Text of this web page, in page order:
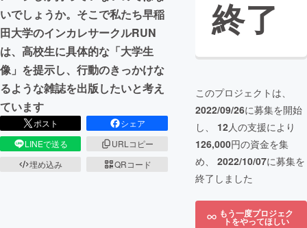
いでしょうか。そこで私たち早稲
田大学のインカレサークルRUN
は、高校生に具体的な「大学生
像」を提示し、行動のきっかけな
るような雑誌を出版したいと考え
ています
ポスト
シェア
LINEで送る
URLコピー
埋め込み
QRコード
終了
このプロジェクトは、
2022/09/26に募集を開始
し、 12人の支援により
126,000円の資金を集
め、 2022/10/07に募集を
終了しました
もう一度プロジェク
トをやってほしい